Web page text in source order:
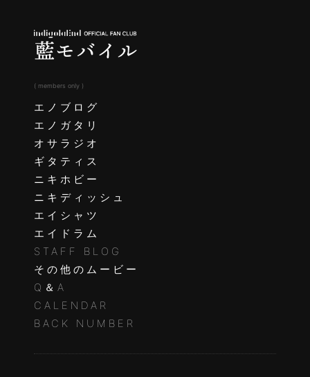
( members only )
エノブログ
エノガタリ
オサラジオ
ギタティス
ニキホビー
ニキディッシュ
エイシャツ
エイドラム
STAFF BLOG
その他のムービー
Q＆A
CALENDAR
BACK NUMBER